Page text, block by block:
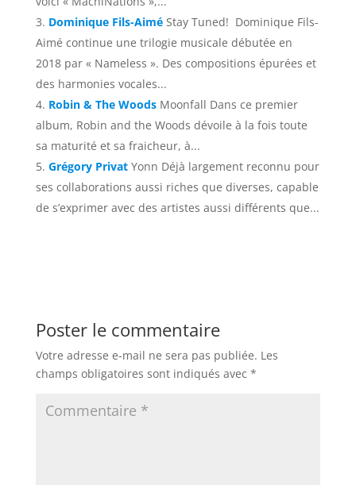
Dominique Fils-Aimé Stay Tuned! Dominique Fils-
Aimé continue une trilogie musicale débutée en
2018 par « Nameless ». Des compositions épurées et
des harmonies vocales...
Robin & The Woods Moonfall Dans ce premier
album, Robin and the Woods dévoile à la fois toute
sa maturité et sa fraicheur, à...
Grégory Privat Yonn Déjà largement reconnu pour
ses collaborations aussi riches que diverses, capable
de s’exprimer avec des artistes aussi différents que...
Poster le commentaire
Votre adresse e-mail ne sera pas publiée. Les
champs obligatoires sont indiqués avec *